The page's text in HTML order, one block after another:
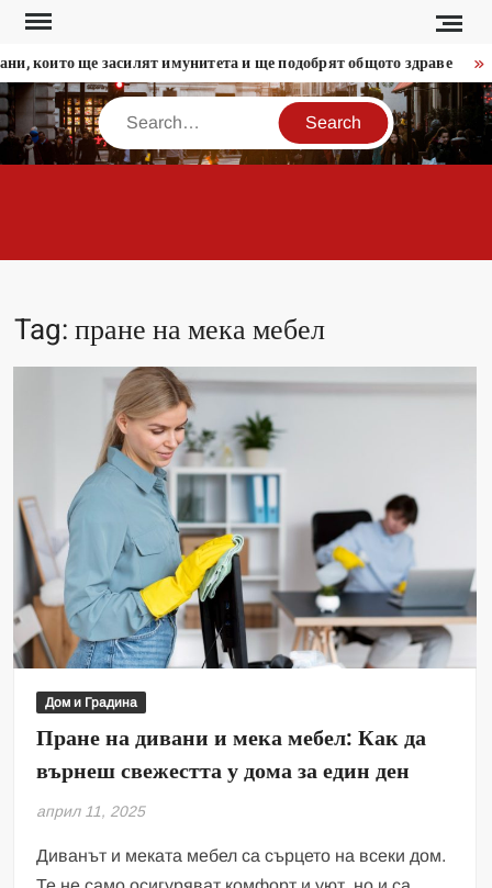
Skip
content
които ще засилят имунитета и ще подобрят общото здраве
Search
Tag:пране на мека мебел
Дом и Градина
Пране на дивани и мека мебел: Как да
върнеш свежестта у дома за един ден
април 11, 2025
Диванът и меката мебел са сърцето на всеки дом.